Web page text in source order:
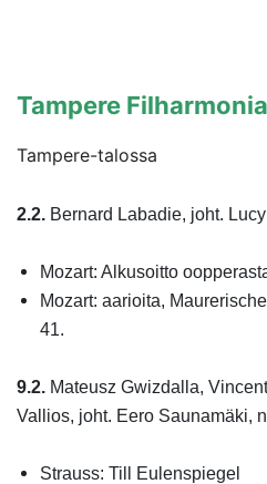
Tampere Filharmonia
Tampere-talossa
2.2. Bernard Labadie, joht.
Mozart: Alkusoitto
Mozart: aarioita,
41.
9.2. Mateusz Gwizdalla,
Vallios, joht. Eero Saunamäki,
Strauss: Till Eulenspiegel